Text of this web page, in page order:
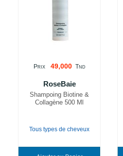
PRIX 49,000 TND
RoseBaie
Shampoing Biotine &
Collagène 500 Ml
Tous types de cheveux